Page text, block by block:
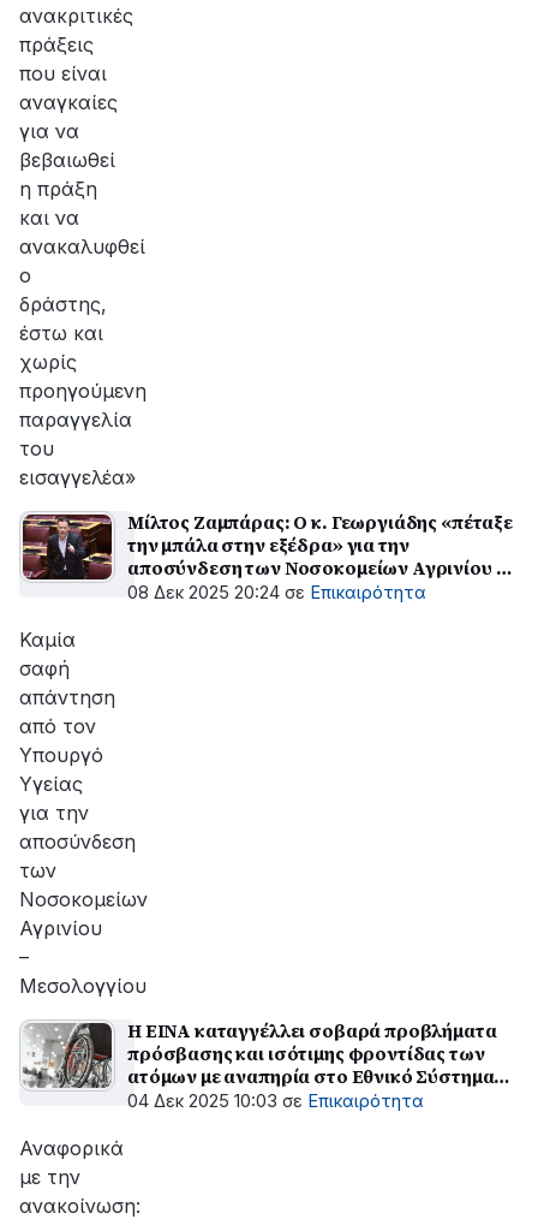
ανακριτικές
πράξεις
που είναι
αναγκαίες
για να
βεβαιωθεί
η πράξη
και να
ανακαλυφθεί
ο
δράστης,
έστω και
χωρίς
προηγούμενη
παραγγελία
του
εισαγγελέα»
Μίλτος Ζαμπάρας: Ο κ. Γεωργιάδης «πέταξε
την μπάλα στην εξέδρα» για την
αποσύνδεση των Νοσοκομείων Αγρινίου –
Μεσολογγίου
08 Δεκ 2025 20:24 σε Επικαιρότητα
Καμία
σαφή
απάντηση
από τον
Υπουργό
Υγείας
για την
αποσύνδεση
των
Νοσοκομείων
Αγρινίου
–
Μεσολογγίου
Η ΕΙΝΑ καταγγέλλει σοβαρά προβλήματα
πρόσβασης και ισότιμης φροντίδας των
ατόμων με αναπηρία στο Εθνικό Σύστημα
Υγείας
04 Δεκ 2025 10:03 σε Επικαιρότητα
Αναφορικά
με την
ανακοίνωση: